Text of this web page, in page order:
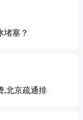
堵塞？
,北京疏通排